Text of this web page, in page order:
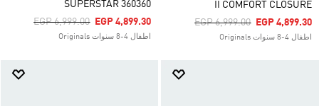
II COMFORT CLOSURE
Price Reduced From
EGP 6,999.00ToEGP 4,899.30
اطفال 4-8 سنوات Originals
SUPERSTAR 360360
Price Reduced From
EGP 6,999.00ToEGP 4,899.30
اطفال 4-8 سنوات Originals